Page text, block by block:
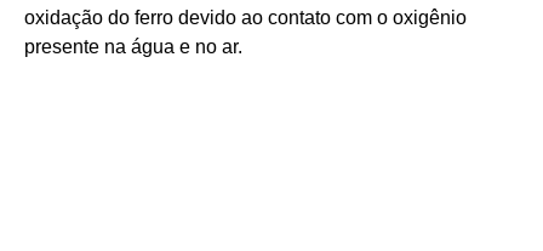
oxidação do ferro devido ao contato com o oxigênio
presente na água e no ar.